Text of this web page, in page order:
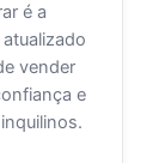
é a
vender
e